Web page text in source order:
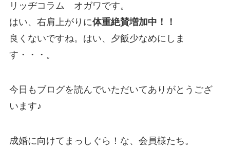
リッヂコラム オガワです。
はい、右肩上がりに体重絶賛増加中！！
良くないですね。はい、夕飯少なめにしま
す・・・。
今日もブログを読んでいただいてありがとうござ
います♪
成婚に向けてまっしぐら！な、会員様たち。